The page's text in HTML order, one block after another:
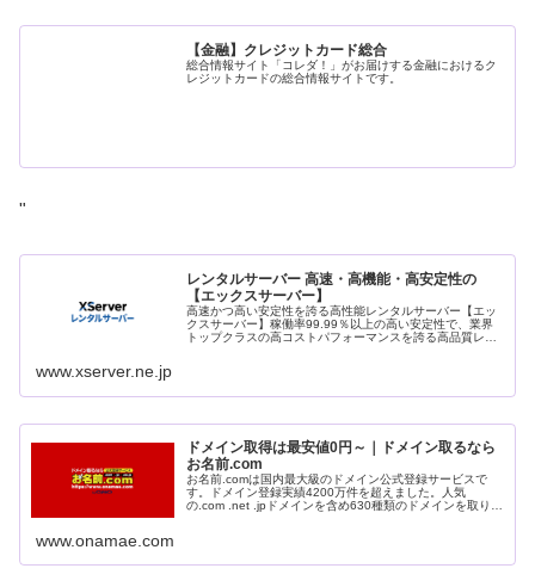
【金融】クレジットカード総合
総合情報サイト「コレダ！」がお届けする金融におけるク
レジットカードの総合情報サイトです。
"
レンタルサーバー 高速・高機能・高安定性の
【エックスサーバー】
高速かつ高い安定性を誇る高性能レンタルサーバー【エッ
クスサーバー】稼働率99.99％以上の高い安定性で、業界
トップクラスの高コストパフォーマンスを誇る高品質レン
www.xserver.ne.jp
ドメイン取得は最安値0円～｜ドメイン取るなら
お名前.com
お名前.comは国内最大級のドメイン公式登録サービスで
す。ドメイン登録実績4200万件を超えました。人気
の.com .net .jpドメインを含め630種類のドメインを取り扱
www.onamae.com